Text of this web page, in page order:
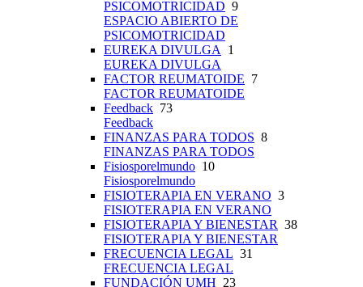
PSICOMOTRICIDAD 9
ESPACIO ABIERTO DE
PSICOMOTRICIDAD
EUREKA DIVULGA 1
EUREKA DIVULGA
FACTOR REUMATOIDE 7
FACTOR REUMATOIDE
Feedback 73
Feedback
FINANZAS PARA TODOS 8
FINANZAS PARA TODOS
Fisiosporelmundo 10
Fisiosporelmundo
FISIOTERAPIA EN VERANO 3
FISIOTERAPIA EN VERANO
FISIOTERAPIA Y BIENESTAR 38
FISIOTERAPIA Y BIENESTAR
FRECUENCIA LEGAL 31
FRECUENCIA LEGAL
FUNDACIÓN UMH 23